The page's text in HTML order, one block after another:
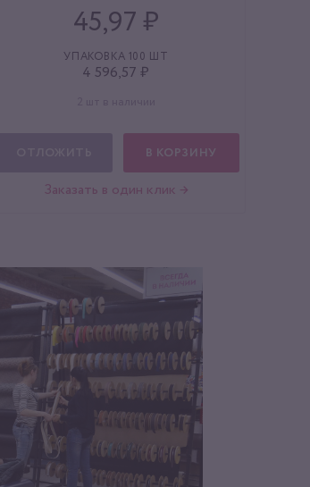
45,97 ₽
УПАКОВКА 100 ШТ
4 596,57 ₽
В КОРЗИНУ
Заказать в один клик →